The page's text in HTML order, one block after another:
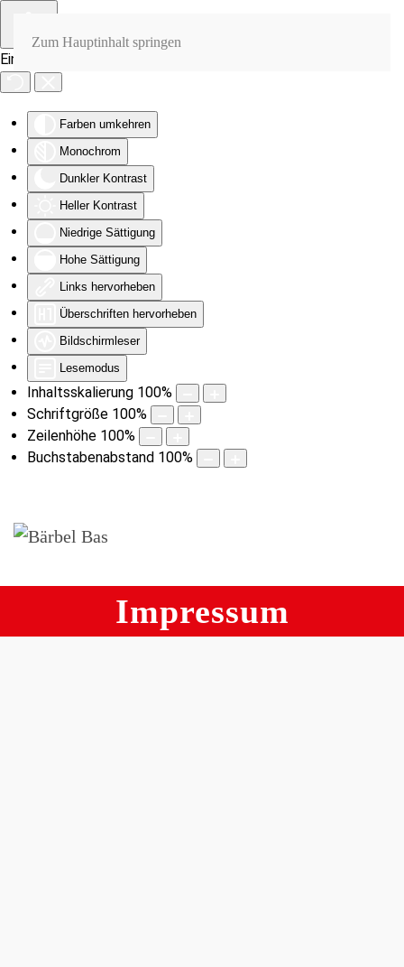
Eingabehilfen öffnen
Farben umkehren
Monochrom
Dunkler Kontrast
Heller Kontrast
Niedrige Sättigung
Hohe Sättigung
Links hervorheben
Überschriften hervorheben
Bildschirmleser
Lesemodus
Inhaltsskalierung 100%
Schriftgröße 100%
Zeilenhöhe 100%
Buchstabenabstand 100%
Zum Hauptinhalt springen
Impressum